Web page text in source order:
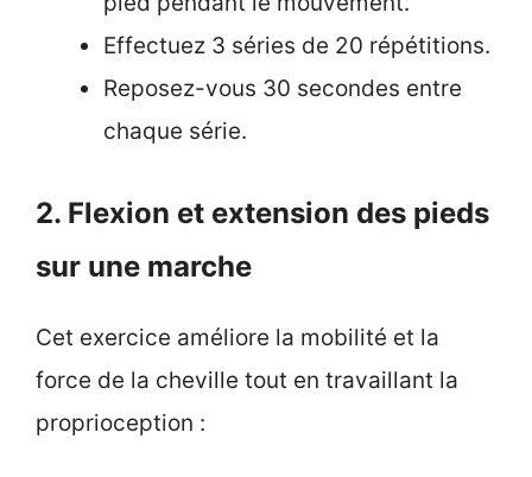
Effectuez 3 séries de 20 répétitions.
Reposez-vous 30 secondes entre
chaque série.
2. Flexion et extension des pieds
sur une marche
Cet exercice améliore la mobilité et la
force de la cheville tout en travaillant la
proprioception :